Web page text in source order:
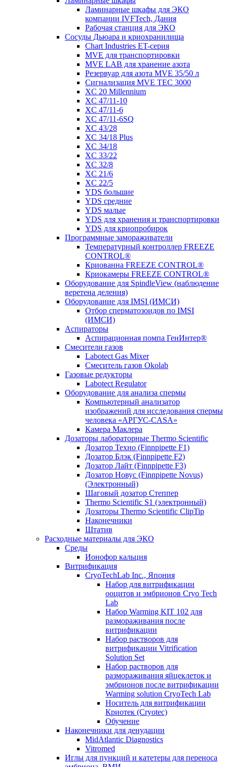
Ламинарные шкафы для ЭКО
компании IVFTech, Дания
Рабочая станция для ЭКО
Сосуды Дьюара и криохранилища
Chart Industries ET-серия
MVE для транспортировки
MVE LAB для хранение азота
Резервуар для азота MVE 35/50 л
Сигнализация MVE TEC 3000
XC 20 Millennium
XC 47/11-10
XC 47/11-6
XC 47/11-6SQ
XC 43/28
XC 34/18 Plus
XC 34/18
XC 33/22
XC 32/8
XC 21/6
XC 22/5
YDS большие
YDS средние
YDS малые
YDS для хранения и транспортировки
YDS для криопробирок
Программные замораживатели
Температурный контроллер FREEZE
CONTROL®
Криованна FREEZE CONTROL®
Криокамеры FREEZE CONTROL®
Оборудование для SpindleView (наблюдение
веретена деления)
Оборудование для IMSI (ИМСИ)
Отбор сперматозоидов по IMSI
(ИМСИ)
Аспираторы
Аспирационная помпа ГенИнтер®
Смесители газов
Labotect Gas Mixer
Смеситель газов Okolab
Газовые редукторы
Labotect Regulator
Оборудование для анализа спермы
Компьютерный анализатор
изображений для исследования спермы
человека «АРГУС-CASA»
Камера Маклера
Дозаторы лабораторные Thermo Scientific
Дозатор Техно (Finnpipette F1)
Дозатор Блэк (Finnpipette F2)
Дозатор Лайт (Finnpipette F3)
Дозатор Новус (Finnpipette Novus)
(Электронный)
Шаговый дозатор Степпер
Thermo Scientific S1 (электронный)
Дозаторы Thermo Scientific ClipTip
Наконечники
Штатив
Расходные материалы для ЭКО
Среды
Ионофор кальция
Витрификация
CryoTechLab Inc., Япония
Набор для витрификации
ооцитов и эмбрионов Cryo Tech
Lab
Набор Warming KIT 102 для
размораживания после
витрификации
Набор растворов для
витрификации Vitrification
Solution Set
Набор растворов для
размораживания яйцеклеток и
эмбрионов после витрификации
Warming solution CryoTech Lab
Носитель для витрификации
Криотек (Cryotec)
Обучение
Наконечники для денудации
MidAtlantic Diagnostics
Vitromed
Иглы для пункций и катетеры для переноса